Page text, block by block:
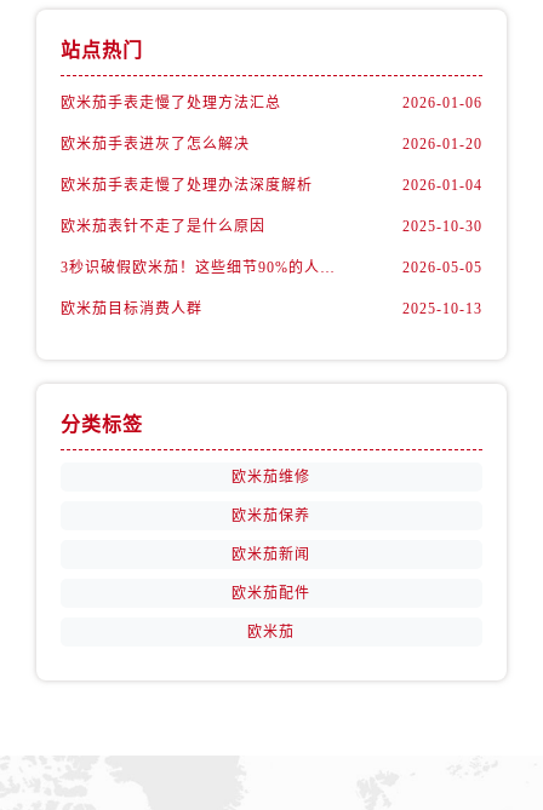
站点热门
欧米茄手表走慢了处理方法汇总 2026-01-06
欧米茄手表进灰了怎么解决 2026-01-20
欧米茄手表走慢了处理办法深度解析 2026-01-04
欧米茄表针不走了是什么原因 2025-10-30
3秒识破假欧米茄！这些细节90%的人都忽略了 2026-05-05
欧米茄目标消费人群 2025-10-13
分类标签
欧米茄维修
欧米茄保养
欧米茄新闻
欧米茄配件
欧米茄